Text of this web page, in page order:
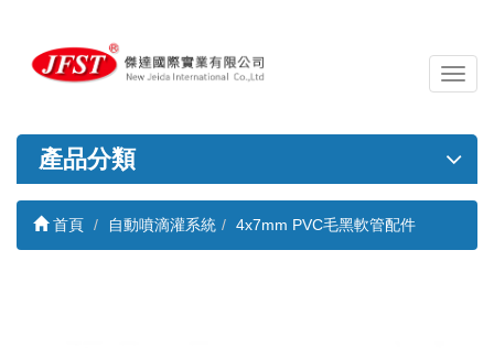
導
覽
關
產品分類
首頁 自動噴滴灌系統 4x7mm PVC毛黑軟管配件